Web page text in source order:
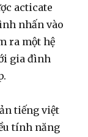
acticate
nhấn vào
ra một hệ
gia đình
tiếng việt
tính năng